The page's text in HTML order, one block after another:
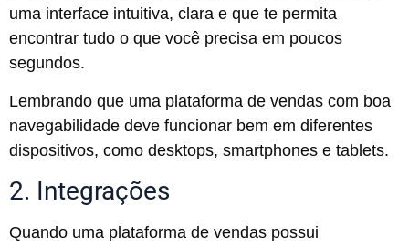
uma interface intuitiva, clara e que te permita
encontrar tudo o que você precisa em poucos
segundos.
Lembrando que uma plataforma de vendas com boa
navegabilidade deve funcionar bem em diferentes
dispositivos, como desktops, smartphones e tablets.
2. Integrações
Quando uma plataforma de vendas possui